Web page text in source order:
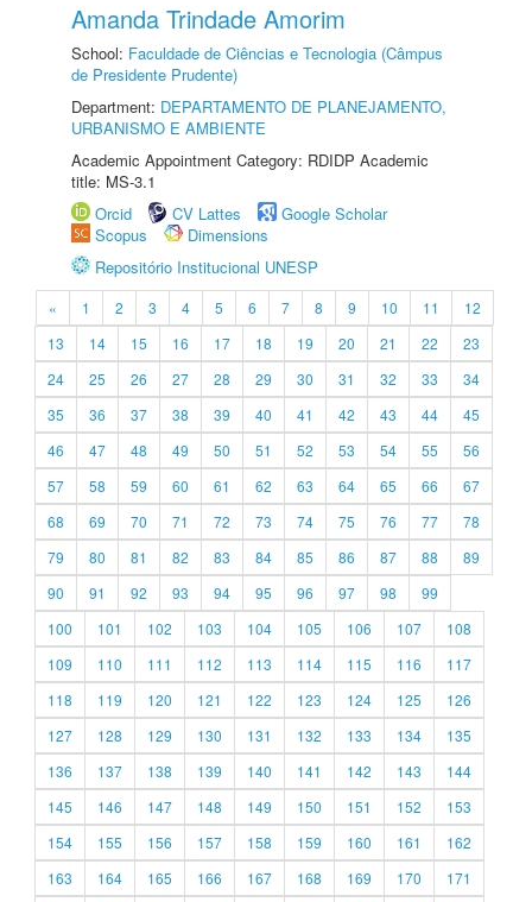
Amanda Trindade Amorim
School: Faculdade de Ciências e Tecnologia (Câmpus
de Presidente Prudente)
Department: DEPARTAMENTO DE PLANEJAMENTO,
URBANISMO E AMBIENTE
Academic Appointment Category: RDIDP Academic
title: MS-3.1
Orcid
CV Lattes
Google Scholar
Scopus
Dimensions
Repositório Institucional UNESP
« 1 2 3 4 5 6 7 8 9 10 11
12
13
14 15 16 17 18 19 20 21 22
23
24
25 26 27 28 29 30 31 32 33
34
35
36 37 38 39 40 41 42 43 44
45
46
47 48 49 50 51 52 53 54 55
56
57
58 59 60 61 62 63 64 65 66
67
68
69 70 71 72 73 74 75 76 77
78
79
80 81 82 83 84 85 86 87 88
89
90
91 92 93 94 95 96 97 98
99
100
101 102 103 104 105 106 107
108
109
110 111 112 113 114 115 116
117
118
119 120 121 122 123 124 125
126
127
128 129 130 131 132 133 134
135
136
137 138 139 140 141 142 143
144
145
146 147 148 149 150 151 152
153
154
155 156 157 158 159 160 161
162
163
164 165 166 167 168 169 170
171